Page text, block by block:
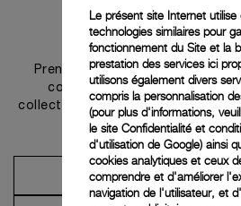
Prendre
Prenez rendez-vous dans l’une
contactez notre conciergerie
collections et bénéficier des
Prendre un
Le présent site Internet
technologies similaires pour
fonctionnement du Site et la
prestation des services ici
utilisons également divers
compris la personnalisation
(pour plus d'informations,
le site Confidentialité et
d'utilisation de Google) ainsi
cookies analytiques et ceux
comprendre et d'améliorer
navigation de l'utilisateur, et